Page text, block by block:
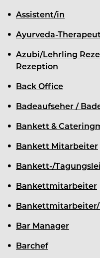
Assistent/in
Ayurveda-
Azubi/Lehrling
Rezeption
Back Office
Badeaufseher /
Bankett &
Bankett Mitarbeiter
Bankett-/
Bankettmitarbeiter
Bar Manager
Barchef